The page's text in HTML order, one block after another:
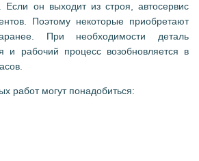
Если он выходит из строя, автосервис
Поэтому некоторые приобретают
При необходимости деталь
и рабочий процесс возобновляется в
работ могут понадобиться: